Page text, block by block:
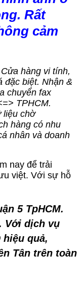
Rất
cảm
hàng vi tính,
đặc biệt. Nhận &
chuyển fax
TPHCM.
liệu chờ
hàng có nhu
nhân và doanh
nay để trải
việt. Với sự hỗ
5 TpHCM.
Với dịch vụ
quả,
Tân trên toàn